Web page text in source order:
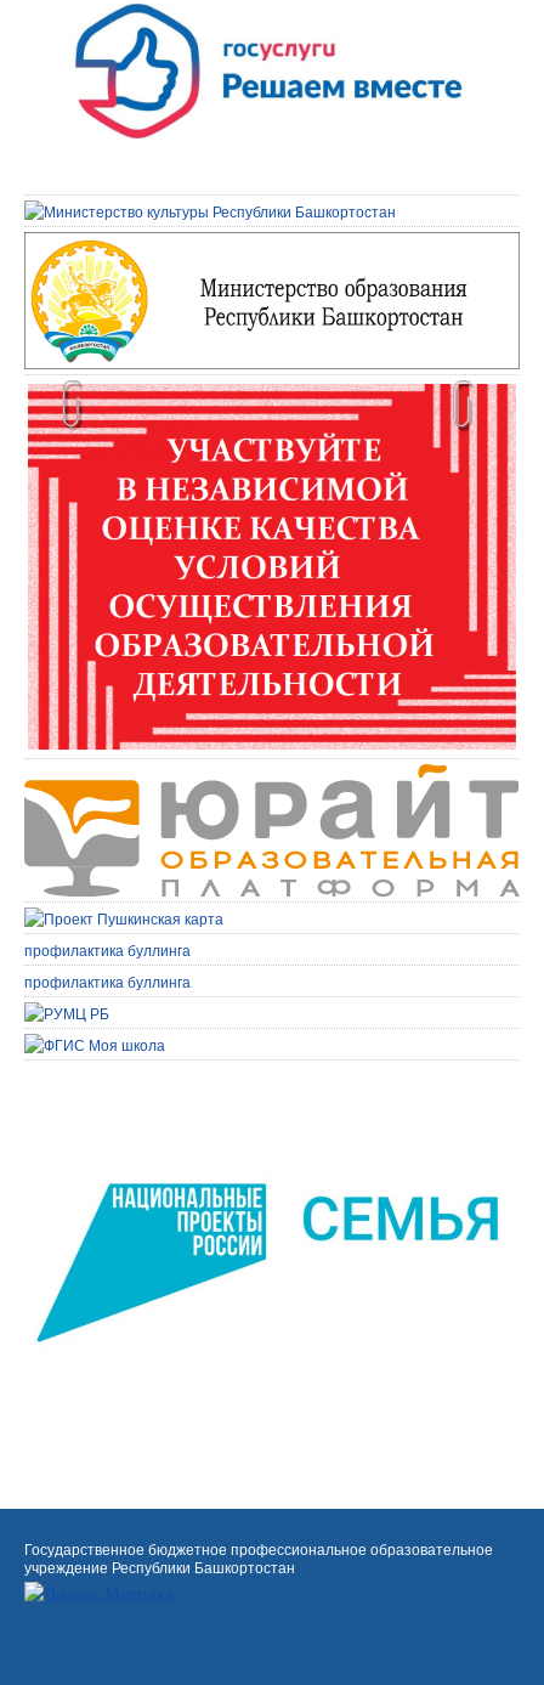
профилактика буллинга
профилактика буллинга
Государственное бюджетное профессиональное образовательное
учреждение Республики Башкортостан